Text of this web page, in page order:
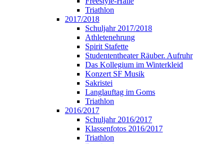
Triathlon
2017/2018
Schuljahr 2017/2018
Athletenehrung
Spirit Stafette
Studententheater Räuber. Aufruhr
Das Kollegium im Winterkleid
Konzert SF Musik
Sakristei
Langlauftag im Goms
Triathlon
2016/2017
Schuljahr 2016/2017
Klassenfotos 2016/2017
Triathlon